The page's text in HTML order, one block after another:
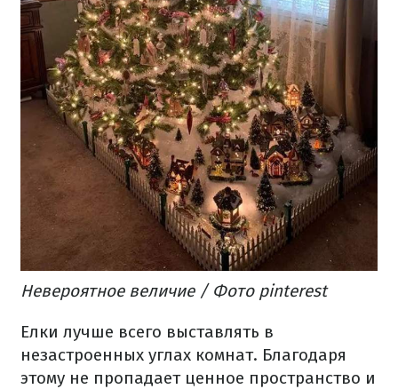
Невероятное величие/ Фото pinterest
Елки лучше всего выставлять в
незастроенных углах комнат. Благодаря
этому не пропадает ценное пространство и